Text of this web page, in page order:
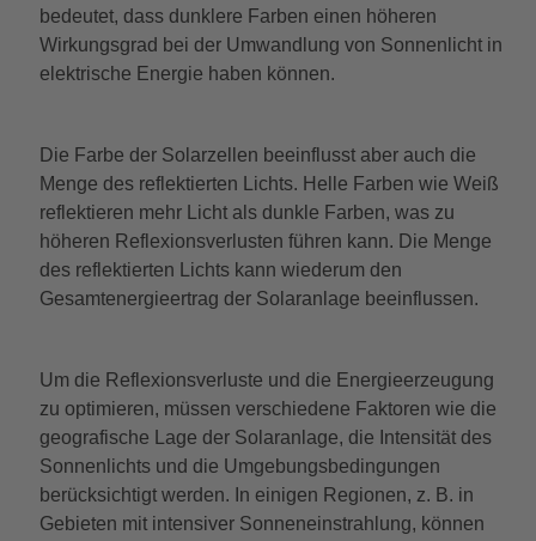
bedeutet, dass dunklere Farben einen höheren
Wirkungsgrad bei der Umwandlung von Sonnenlicht in
elektrische Energie haben können.
Die Farbe der Solarzellen beeinflusst aber auch die
Menge des reflektierten Lichts. Helle Farben wie Weiß
reflektieren mehr Licht als dunkle Farben, was zu
höheren Reflexionsverlusten führen kann. Die Menge
des reflektierten Lichts kann wiederum den
Gesamtenergieertrag der Solaranlage beeinflussen.
Um die Reflexionsverluste und die Energieerzeugung
zu optimieren, müssen verschiedene Faktoren wie die
geografische Lage der Solaranlage, die Intensität des
Sonnenlichts und die Umgebungsbedingungen
berücksichtigt werden. In einigen Regionen, z. B. in
Gebieten mit intensiver Sonneneinstrahlung, können